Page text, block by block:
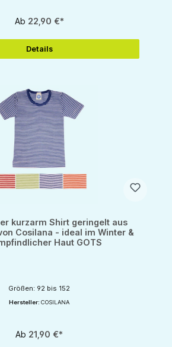
Ab 22,90 €*
Details
kurzarm Shirt geringelt aus
Cosilana - ideal im Winter &
Haut GOTS
Größen: 92 bis 152
Hersteller: COSILANA
Ab 21,90 €*